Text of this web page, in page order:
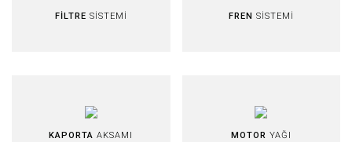
FİLTRE SİSTEMİ FREN SİSTEMİ
KAPORTA AKSAMI MOTOR YAĞI